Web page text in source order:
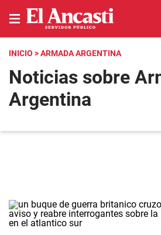
INICIO > ARMADA ARGENTINA
Noticias sobre
Argentina